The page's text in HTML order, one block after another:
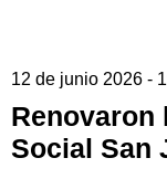
12 de junio 2026 -
Renovaron
Social San